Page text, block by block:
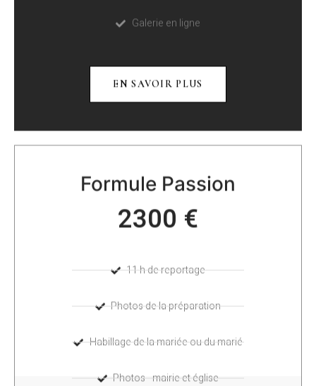
Galerie en ligne
EN SAVOIR PLUS
Formule Passion
2300 €
11 h de reportage
Photos de la préparation
Habillage de la mariée ou du marié
Photos - mairie et église